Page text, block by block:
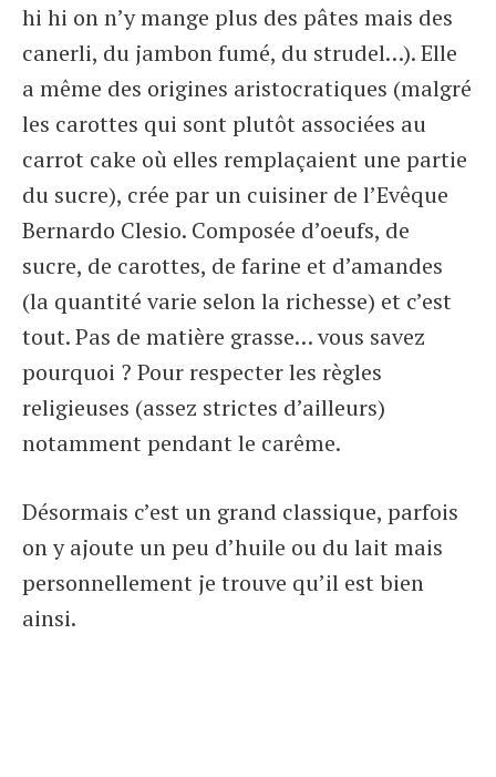
hi hi on n’y mange plus des pâtes mais des
canerli, du jambon fumé, du strudel…). Elle
a même des origines aristocratiques (malgré
les carottes qui sont plutôt associées au
carrot cake où elles remplaçaient une partie
du sucre), crée par un cuisiner de l’Evêque
Bernardo Clesio. Composée d’oeufs, de
sucre, de carottes, de farine et d’amandes
(la quantité varie selon la richesse) et c’est
tout. Pas de matière grasse… vous savez
pourquoi ? Pour respecter les règles
religieuses (assez strictes d’ailleurs)
notamment pendant le carême.
Désormais c’est un grand classique, parfois
on y ajoute un peu d’huile ou du lait mais
personnellement je trouve qu’il est bien
ainsi.